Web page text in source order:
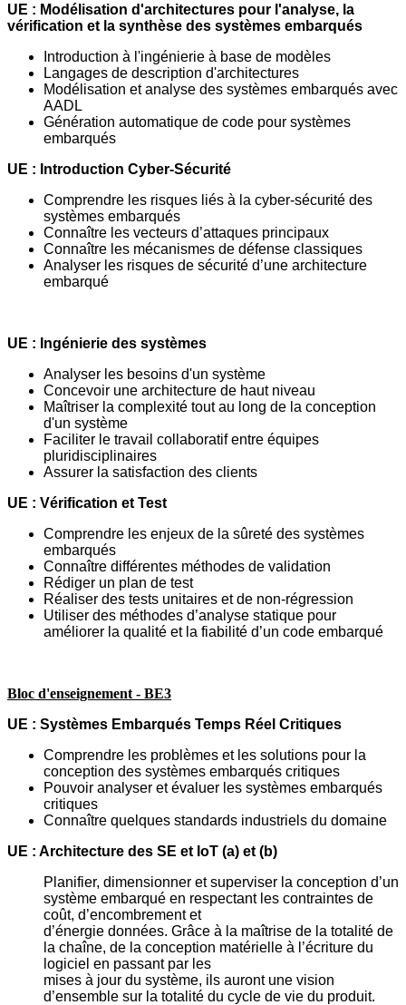
UE : Modélisation d'architectures pour l'analyse, la
vérification et la synthèse des systèmes embarqués
Introduction à l'ingénierie à base de modèles
Langages de description d'architectures
Modélisation et analyse des systèmes embarqués avec
AADL
Génération automatique de code pour systèmes
embarqués
UE : Introduction Cyber-Sécurité
Comprendre les risques liés à la cyber-sécurité des
systèmes embarqués
Connaître les vecteurs d’attaques principaux
Connaître les mécanismes de défense classiques
Analyser les risques de sécurité d’une architecture
embarqué
UE : Ingénierie des systèmes
Analyser les besoins d'un système
Concevoir une architecture de haut niveau
Maîtriser la complexité tout au long de la conception
d'un système
Faciliter le travail collaboratif entre équipes
pluridisciplinaires
Assurer la satisfaction des clients
UE : Vérification et Test
Comprendre les enjeux de la sûreté des systèmes
embarqués
Connaître différentes méthodes de validation
Rédiger un plan de test
Réaliser des tests unitaires et de non-régression
Utiliser des méthodes d’analyse statique pour
améliorer la qualité et la fiabilité d’un code embarqué
Bloc d'enseignement - BE3
UE : Systèmes Embarqués Temps Réel Critiques
Comprendre les problèmes et les solutions pour la
conception des systèmes embarqués critiques
Pouvoir analyser et évaluer les systèmes embarqués
critiques
Connaître quelques standards industriels du domaine
UE : Architecture des SE et IoT (a) et (b)
Planifier, dimensionner et superviser la conception d’un
système embarqué en respectant les contraintes de
coût, d’encombrement et
d’énergie données. Grâce à la maîtrise de la totalité de
la chaîne, de la conception matérielle à l’écriture du
logiciel en passant par les
mises à jour du système, ils auront une vision
d’ensemble sur la totalité du cycle de vie du produit.